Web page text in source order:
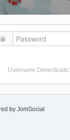
Username
by JomSocial